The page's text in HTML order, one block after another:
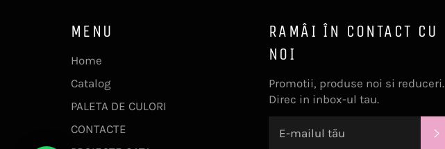
MENU
Home
Catalog
PALETA DE CULORI
CONTACTE
RAMÂI ÎN CONTACT CU
NOI
Promotii, produse noi si reduceri.
Direc in inbox-ul tau.